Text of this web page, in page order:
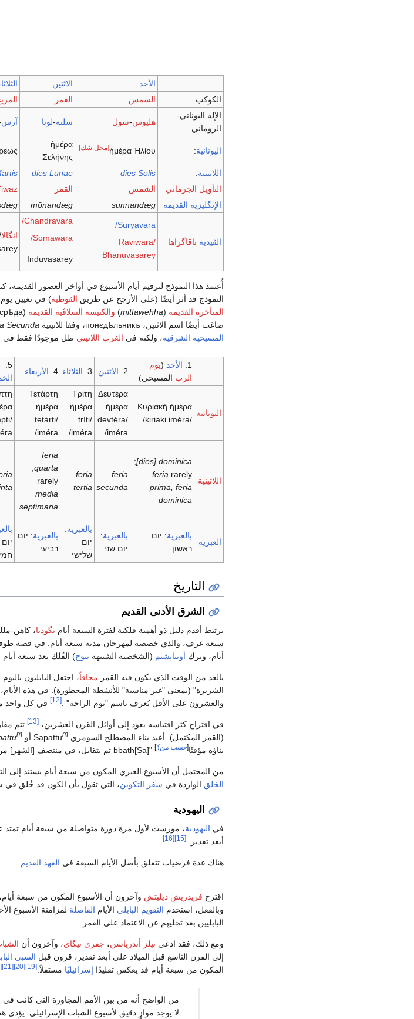
الأحد الاثنين
الكوكب
الشمس القمر
الإله اليوناني-
الروماني
هليوس-سول سلنه-لونا آرس
اليونانية:
ἡμέρα Ἡλίου[محل شك]
ἡμέρα
Σελήνης
اللاتينية:
dies Sōlis
dies Lūnae
التأويل الجرماني
الشمس القمر
الإنگليزية القديمة
sunnandæg
mōnandæg
الڤيدية ناڤاگراها
Suryavara/
Raviwara/
Bhanuvasarey
Chandravara/
Somawara/
Induvasarey
انگالاvara
أُعتمد هذا النموذج لترقيم أيام الأسبوع في أواخر العصور
النموذج قد أثر أيضًا (على الأرجح عن طريق القوطية) في تعيين
المتأخرة القديمة (
mittawehha
) والكنيسة السلاڤية القديمة (
срѣда
صاغت أيضًا اسم الاثنين، понєдѣльникъ، وفقا للاتينية Secunda
المسيحية الشرقية، ولكنه في الغرب اللاتيني ظل موجودًا فقط في
1. الأحد (يوم
الرب المسيحي)
2. الاثنين 3. الثلاثاء 4. الأربعاء
5.
اليونانية
Κυριακὴ ἡμέρα
/kiriaki iméra/
Δευτέρα
ἡμέρα
/devtéra
iméra/
Τρίτη
ἡμέρα
/tríti
iméra/
Τετάρτη
ἡμέρα
/tetárti
iméra/
اللاتينية
[dies] dominica
;
rarely
feria
prima, feria
dominica
feria
secunda
feria
tertia
feria
quarta
;
rarely
media
septimana
العبرية
بالعبرية: יום
ראשון
بالعبرية:
יום שני
بالعبرية:
יום
שלישי
بالعبرية: יום
רביעי
יום
التاريخ
الشرق الأدنى القديم
يرتبط أقدم دليل ذو أهمية فلكية لفترة السبعة أيام بگوديا، كاهن-
سبعة غرف، والذي خصصه لمهرجان مدته سبعة أيام. في قصة
أيام، وترك أوتناپشتم (الشخصية الشبيهة بنوح) الفُلك بعد سبعة
بالعد من الوقت الذي يكون فيه القمر محاقاً، احتفل البابليون
الشريرة" (بمعنى "غير مناسبة" للأنشطة المحظورة). في هذه
والعشرون على الأقل يُعرف باسم "يوم الراحة" .[12] في كل واحد
في اقتراح كثر اقتباسه يعود إلى أوائل القرن العشرين، [13] تتم
(القمر المكتمل). أعيد بناء المصطلح السومري Sapattu m أو m
بناؤه مؤقتًا[حسب من؟] "[Sa]bbath ثم يتقابل، في منتصف [الشهر] من السنة".
من المحتمل أن الأسبوع العبري المكون من سبعة أيام يستند إلى
الخلق الواردة في سفر التكوين، التي تقول بأن الكون قد خُلق في
اليهودية
في اليهودية، مورست لأول مرة دورة متواصلة من سبعة أيام تمتد
أبعد تقدير.
[15]
[16]
هناك عدة فرضيات تتعلق بأصل الأيام السبعة في العهد القديم
اقترح فريدريش ديليتش وآخرون أن الأسبوع المكون من سبعة
وبالفعل، استخدم التقويم البابلي الأيام الفاصلة لمزامنة الأسبوع
البابليين بعد تخليهم عن الاعتماد على القمر.
ومع ذلك، فقد ادعى نيلز أندرياسن، جفري تيگاي، وآخرون أن
إلى القرن التاسع قبل الميلاد على أبعد تقدير، قرون قبل السبي
المكون من سبعة أيام قد يعكس تقليدًا إسرائيليًا مستقلاً. [19]
[20]
[21]
[22]
من الواضح أنه من بين الأمم المجاورة التي كانت في
لا يوجد موازٍ دقيق لأسبوع الشبات الإسرائيلي. يؤدي